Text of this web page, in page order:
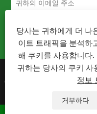
당사는 귀하에게 더 나
이트 트래픽을 분석하
해 쿠키를 사용합니다
귀하는 당사의 쿠키 사
정보
거부하다
저작권 © 2023 Kaiyu
Co.,Limited - 자동 가방,